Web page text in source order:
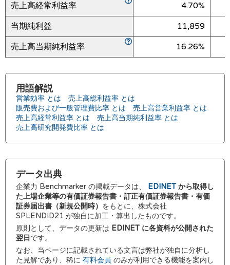
売上高経常利益率
4.70%
当期純利益
11,859
売上高当期純利益率
16.26%
用語解説
営業効率 とは
売上高総利益率 とは
販売費および一般管理費比率 とは
売上高営業利益率 とは
売上高経常利益率 とは
売上高当期純利益率 とは
売上高研究開発費比率 とは
データ出典
企業力 Benchmarker の掲載データは、 EDINETから取得し
た上場企業等の有価証券報告書・訂正有価証券報告書・有価
証券届出書（新規公開時） をもとに、株式会社
SPLENDID21 が独自に加工・算出したものです。
原則として、データの更新は EDINET に各資料が公開された
翌日 です。
なお、当ページに記載されている文言は弊社が独自に分析し
た見解であり、稀に 有料会員 のみが利用できる機能を案内し